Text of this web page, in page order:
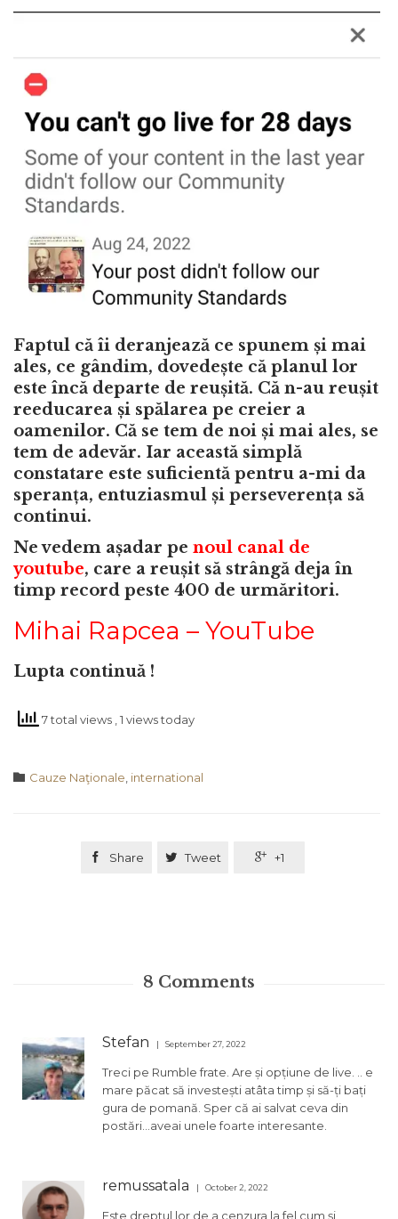
Faptul că îi deranjează ce spunem și mai
ales, ce gândim, dovedește că planul lor
este încă departe de reușită. Că n-au reușit
reeducarea și spălarea pe creier a
oamenilor. Că se tem de noi și mai ales, se
tem de adevăr. Iar această simplă
constatare este suficientă pentru a-mi da
speranța, entuziasmul și perseverența să
continui.
Ne vedem așadar pe noul canal de
youtube, care a reușit să strângă deja în
timp record peste 400 de urmăritori.
Mihai Rapcea – YouTube
Lupta continuă !
7 total views , 1 views today
 Category
Cauze Naţionale international
 Share  Tweet  +1
8 Comments
Stefan September 27, 2022
Treci pe Rumble frate. Are și opțiune de live. .. e
mare păcat să investești atâta timp și să-ți bați
gura de pomană. Sper că ai salvat ceva din
postări…aveai unele foarte interesante.
remussatala October 2, 2022
Este dreptul lor de a cenzura la fel cum și